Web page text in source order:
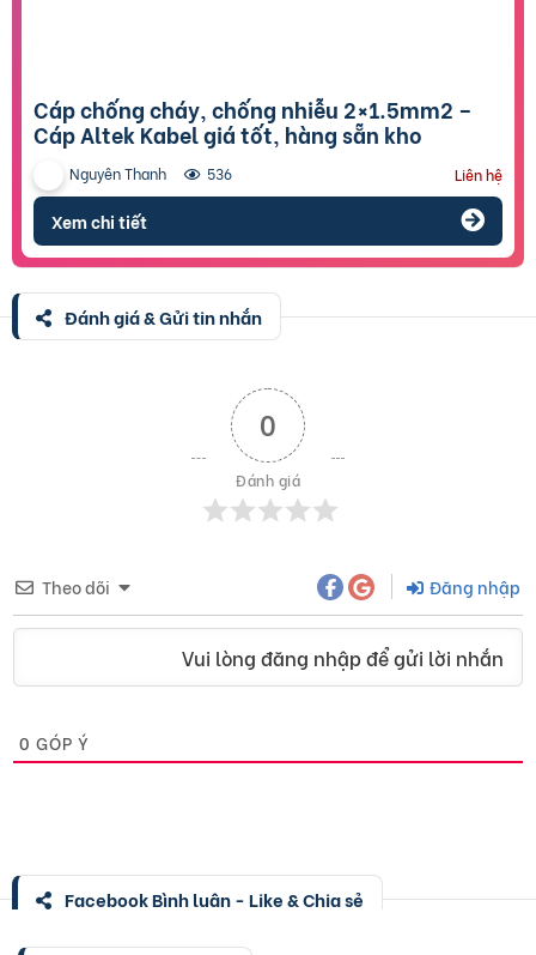
Cáp chống cháy, chống nhiễu 2×1.5mm2 –
Cáp Altek Kabel giá tốt, hàng sẵn kho
Nguyên Thanh 536 Liên hệ
Xem chi tiết
Đánh giá & Gửi tin nhắn
0
Đánh giá
Theo dõi Đăng nhập
Vui lòng đăng nhập để gửi lời nhắn
0 GÓP Ý
Facebook Bình luận - Like & Chia sẻ